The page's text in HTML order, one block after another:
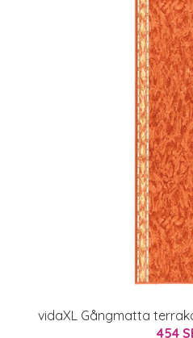
vidaXL Gångmatta
454